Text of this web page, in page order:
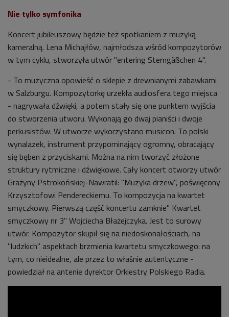
Nie tylko symfonika
Koncert jubileuszowy będzie też spotkaniem z muzyką
kameralną. Lena Michajłów, najmłodsza wśród kompozytorów
w tym cyklu, stworzyła utwór "entering Sterngäßchen 4".
- To muzyczna opowieść o sklepie z drewnianymi zabawkami
w Salzburgu. Kompozytorkę urzekła audiosfera tego miejsca
- nagrywała dźwięki, a potem stały się one punktem wyjścia
do stworzenia utworu. Wykonają go dwaj pianiści i dwoje
perkusistów. W utworze wykorzystano musicon. To polski
wynalazek, instrument przypominający ogromny, obracający
się bęben z przyciskami. Można na nim tworzyć złożone
struktury rytmiczne i dźwiękowe. Cały koncert otworzy utwór
Grażyny Pstrokońskiej-Nawratil: "Muzyka drzew", poświęcony
Krzysztofowi Pendereckiemu. To kompozycja na kwartet
smyczkowy. Pierwszą część koncertu zamknie" Kwartet
smyczkowy nr 3" Wojciecha Błażejczyka. Jest to surowy
utwór. Kompozytor skupił się na niedoskonałościach, na
"ludzkich" aspektach brzmienia kwartetu smyczkowego: na
tym, co nieidealne, ale przez to właśnie autentyczne -
powiedział na antenie dyrektor Orkiestry Polskiego Radia.